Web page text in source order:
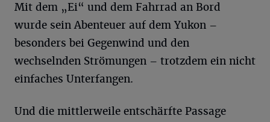
Mit dem „Ei“ und dem Fahrrad an Bord
wurde sein Abenteuer auf dem Yukon –
besonders bei Gegenwind und den
wechselnden Strömungen – trotzdem ein nicht
einfaches Unterfangen.
Und die mittlerweile entschärfte Passage